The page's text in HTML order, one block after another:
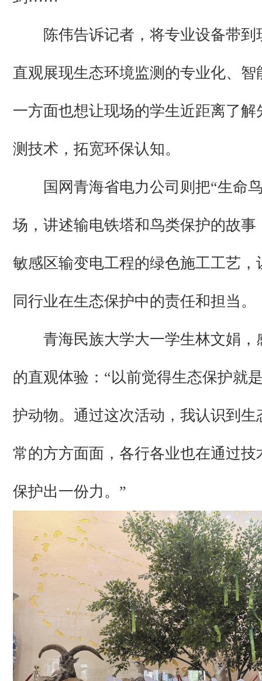
陈伟告诉记者，将专业设备带到
直观展现生态环境监测的专业化、智
一方面也想让现场的学生近距离了解
测技术，拓宽环保认知。
国网青海省电力公司则把“生命
场，讲述输电铁塔和鸟类保护的故事
敏感区输变电工程的绿色施工工艺，
同行业在生态保护中的责任和担当。
青海民族大学大一学生林文娟，
的直观体验：“以前觉得生态保护就
护动物。通过这次活动，我认识到生
常的方方面面，各行各业也在通过技
保护出一份力。”